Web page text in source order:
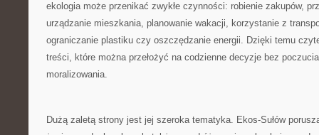
ekologia może przenikać zwykłe czynności: robienie zakupów,
urządzanie mieszkania, planowanie wakacji, korzystanie z
ograniczanie plastiku czy oszczędzanie energii. Dzięki temu
treści, które można przełożyć na codzienne decyzje bez
moralizowania.
Dużą zaletą strony jest jej szeroka tematyka. Ekos-Sułów